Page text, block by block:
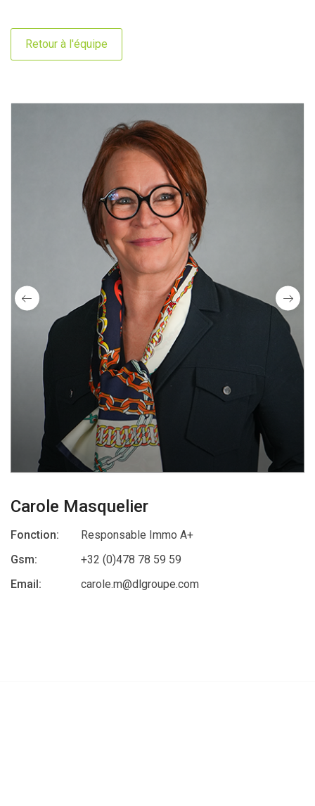
Carole Masquelier
Fonction:
Responsable Immo A+
Gsm:
+32 (0)478 78 59 59
Email:
carole.m@dlgroupe.com
Retour à l'équipe